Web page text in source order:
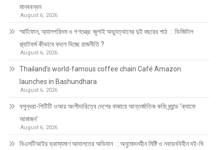
মানববন্ধন
August 6, 2026
স্মার্টফোন, অ্যালগরিদম ও গণতন্ত্র: জুলাই অভ্যুত্থানের দুই বছরের পাঠ : ডিজিটাল
প্ল্যাটফর্ম কীভাবে বদলে দিচ্ছে রাজনীতি ?
August 6, 2026
Thailand’s world-famous coffee chain Café Amazon
launches in Bashundhara
August 6, 2026
বসুন্ধরা-পিটিটি ওআর অংশীদারিত্বে দেশের বাজারে আন্তর্জাতিক কফি ব্র্যান্ড ‘ক্যাফে
আমাজন’
August 6, 2026
বিএসটিআইর ভ্রাম্যমাণ আদালতের অভিযান : অনুমোদনহীন মিষ্টি ও নবায়নবিহীন দই-ঘি